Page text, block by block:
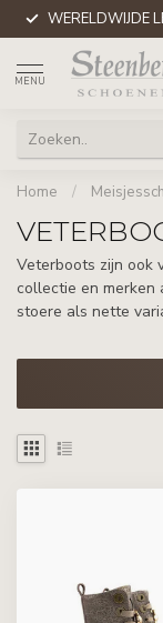
WERELDWIJDE
MENU
Home /
Veterboots zijn ook
collectie en merken
stoere als nette